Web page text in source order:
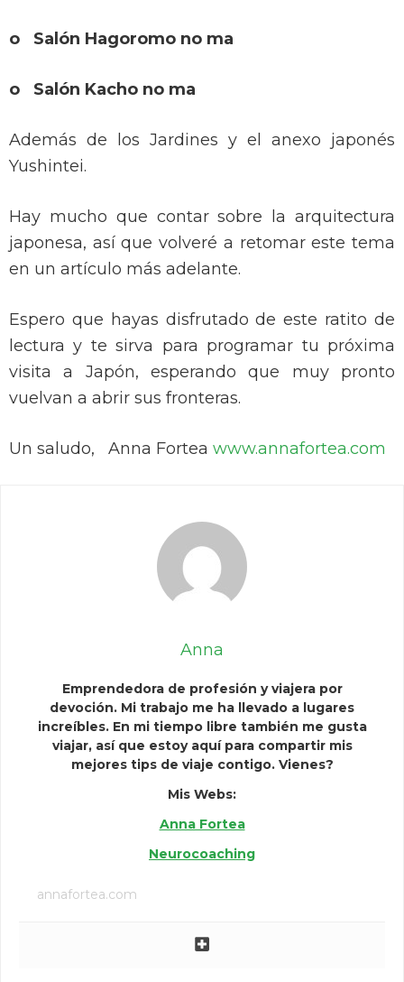
o Salón Hagoromo no ma
o Salón Kacho no ma
Además de los Jardines y el anexo japonés
Yushintei.
Hay mucho que contar sobre la arquitectura
japonesa, así que volveré a retomar este tema
en un artículo más adelante.
Espero que hayas disfrutado de este ratito de
lectura y te sirva para programar tu próxima
visita a Japón, esperando que muy pronto
vuelvan a abrir sus fronteras.
Un saludo, Anna Fortea www.annafortea.com
Anna
Emprendedora de profesión y viajera por
devoción. Mi trabajo me ha llevado a lugares
increíbles. En mi tiempo libre también me gusta
viajar, así que estoy aquí para compartir mis
mejores tips de viaje contigo. Vienes?
Mis Webs:
Anna Fortea
Neurocoaching
annafortea.com